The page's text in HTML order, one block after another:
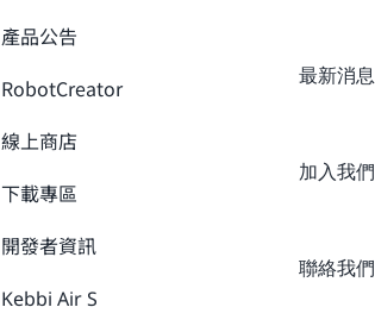
產品公告
RobotCreator
線上商店
下載專區
開發者資訊
Kebbi Air S
最新消息
加入我們
聯絡我們